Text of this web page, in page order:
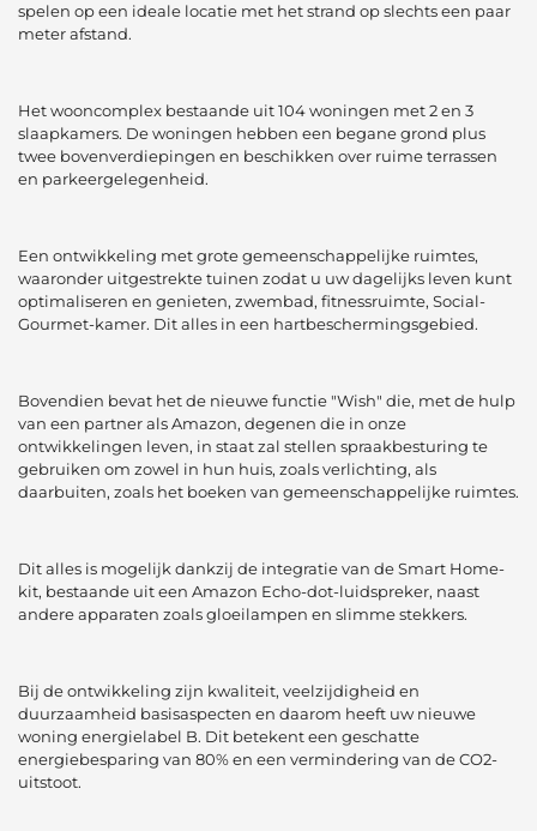
spelen op een ideale locatie met het strand op slechts een paar
meter afstand.
Het wooncomplex bestaande uit 104 woningen met 2 en 3
slaapkamers. De woningen hebben een begane grond plus
twee bovenverdiepingen en beschikken over ruime terrassen
en parkeergelegenheid.
Een ontwikkeling met grote gemeenschappelijke ruimtes,
waaronder uitgestrekte tuinen zodat u uw dagelijks leven kunt
optimaliseren en genieten, zwembad, fitnessruimte, Social-
Gourmet-kamer. Dit alles in een hartbeschermingsgebied.
Bovendien bevat het de nieuwe functie "Wish" die, met de hulp
van een partner als Amazon, degenen die in onze
ontwikkelingen leven, in staat zal stellen spraakbesturing te
gebruiken om zowel in hun huis, zoals verlichting, als
daarbuiten, zoals het boeken van gemeenschappelijke ruimtes.
Dit alles is mogelijk dankzij de integratie van de Smart Home-
kit, bestaande uit een Amazon Echo-dot-luidspreker, naast
andere apparaten zoals gloeilampen en slimme stekkers.
Bij de ontwikkeling zijn kwaliteit, veelzijdigheid en
duurzaamheid basisaspecten en daarom heeft uw nieuwe
woning energielabel B. Dit betekent een geschatte
energiebesparing van 80% en een vermindering van de CO2-
uitstoot.